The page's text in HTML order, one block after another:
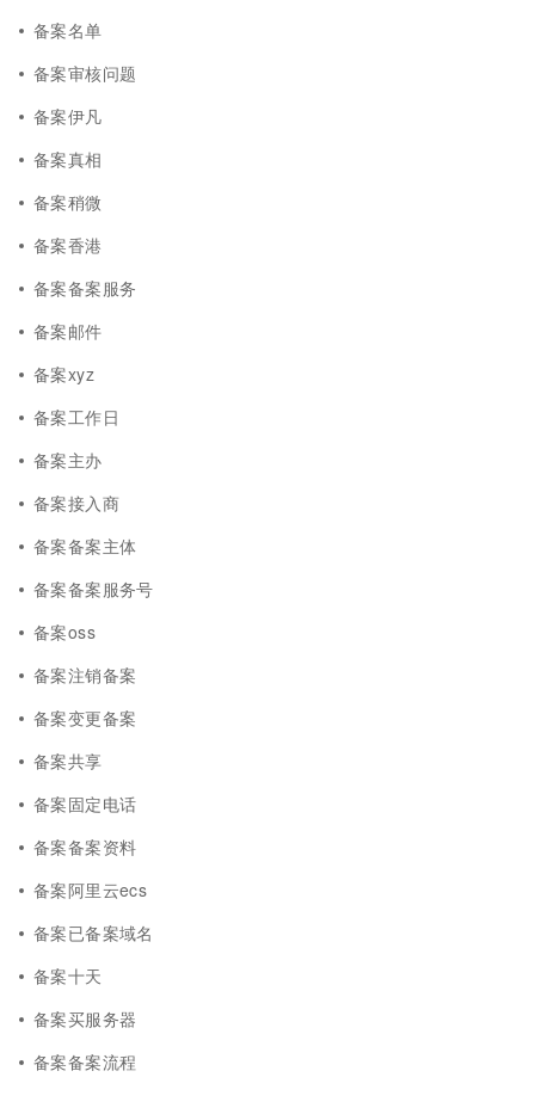
备案名单
备案审核问题
备案伊凡
备案真相
备案稍微
备案香港
备案备案服务
备案邮件
备案xyz
备案工作日
备案主办
备案接入商
备案备案主体
备案备案服务号
备案oss
备案注销备案
备案变更备案
备案共享
备案固定电话
备案备案资料
备案阿里云ecs
备案已备案域名
备案十天
备案买服务器
备案备案流程